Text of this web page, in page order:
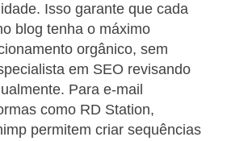
Isso garante que cada
blog tenha o máximo
orgânico, sem
em SEO revisando
Para e-mail
como RD Station,
permitem criar sequências